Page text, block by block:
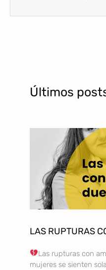
Últimos
LAS RUPTURAS
Las rupturas con
mujeres se sienten